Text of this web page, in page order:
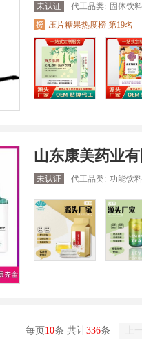
未认证 代工品类: 固体饮
压片糖果热度榜 第19名
山东康美药业
未认证 代工品类: 功能饮料 男性保健品 胶
每页 10条 共计336条 上